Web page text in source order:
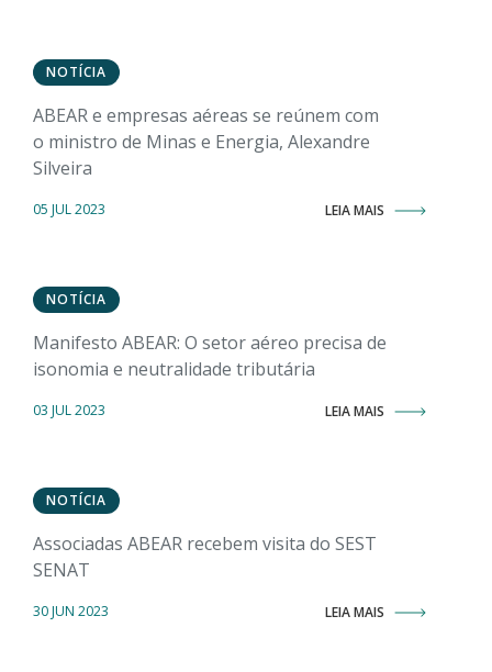
NOTÍCIA
ABEAR e empresas aéreas se reúnem com
o ministro de Minas e Energia, Alexandre
Silveira
05 JUL 2023 LEIA MAIS
NOTÍCIA
Manifesto ABEAR: O setor aéreo precisa de
isonomia e neutralidade tributária
03 JUL 2023 LEIA MAIS
NOTÍCIA
Associadas ABEAR recebem visita do SEST
SENAT
30 JUN 2023 LEIA MAIS